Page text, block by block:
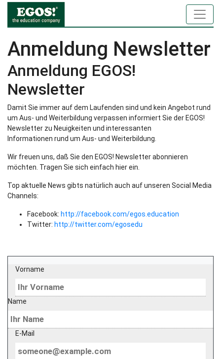
Anmeldung Newsletter
Anmeldung EGOS!
Newsletter
Damit Sie immer auf dem Laufenden sind und kein Angebot rund
um Aus- und Weiterbildung verpassen informiert Sie der EGOS!
Newsletter zu Neuigkeiten und interessanten
Informationen rund um Aus- und Weiterbildung.
Wir freuen uns, daß Sie den EGOS! Newsletter abonnieren
möchten. Tragen Sie sich einfach hier ein.
Top aktuelle News gibts natürlich auch auf unseren Social Media
Channels:
Facebook: http://facebook.com/egos.education
Twitter: http://twitter.com/egosedu
Vorname
Name
E-Mail